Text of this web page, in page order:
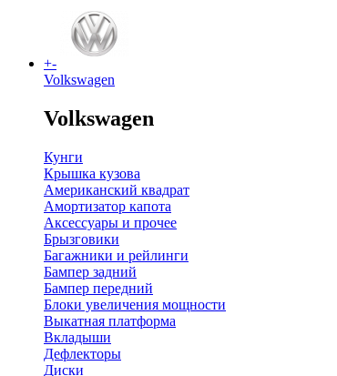
+-
Volkswagen
Volkswagen
Кунги
Крышка кузова
Американский квадрат
Амортизатор капота
Аксессуары и прочее
Брызговики
Багажники и рейлинги
Бампер задний
Бампер передний
Блоки увеличения мощности
Выкатная платформа
Вкладыши
Дефлекторы
Диски